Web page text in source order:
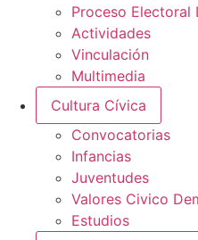
Proceso Electoral
Actividades
Vinculación
Multimedia
Cultura Cívica
Convocatorias
Infancias
Juventudes
Valores Civico
Estudios